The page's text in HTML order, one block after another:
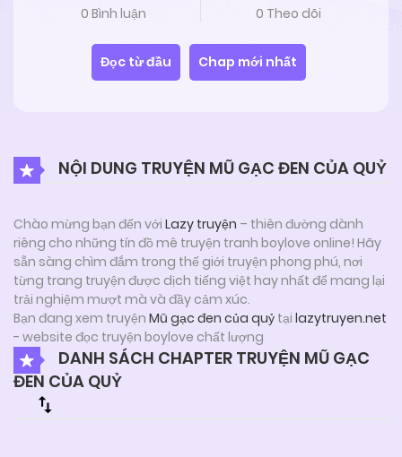
0 Bình luận 0 Theo dõi
Đọc từ đầu Chap mới nhất
NỘI DUNG TRUYỆN MŨ GẠC ĐEN CỦA QUỶ
Chào mừng bạn đến với Lazy truyện – thiên đường dành
riêng cho những tín đồ mê truyện tranh boylove online! Hãy
sẵn sàng chìm đắm trong thế giới truyện phong phú, nơi
từng trang truyện được dịch tiếng việt hay nhất để mang lại
trải nghiệm mượt mà và đầy cảm xúc.
Bạn đang xem truyện Mũ gạc đen của quỷ tại lazytruyen.net
- website đọc truyện boylove chất lượng
DANH SÁCH CHAPTER TRUYỆN MŨ GẠC
ĐEN CỦA QUỶ